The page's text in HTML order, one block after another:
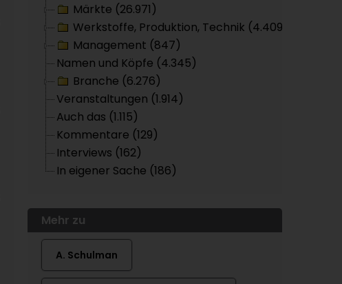
Märkte (26.971)
Werkstoffe, Produktion, Technik (4.409)
Management (847)
Namen und Köpfe (4.345)
Branche (6.276)
Veranstaltungen (1.914)
Auch das (1.115)
Kommentare (129)
Interviews (162)
In eigener Sache (186)
Mehr zu
A. Schulman